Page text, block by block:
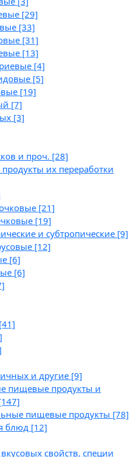
[29]
[33]
[31]
[13]
[4]
[5]
[19]
[7]
[3]
и проч. [28]
их переработки
[21]
[19]
и субтропические [9]
[12]
[6]
[6]
[41]
и другие [9]
пищевые продукты и
пищевые продукты [78]
блюд [12]
свойств, специи